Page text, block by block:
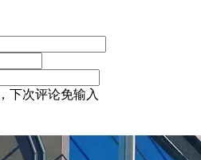
下次评论免输入